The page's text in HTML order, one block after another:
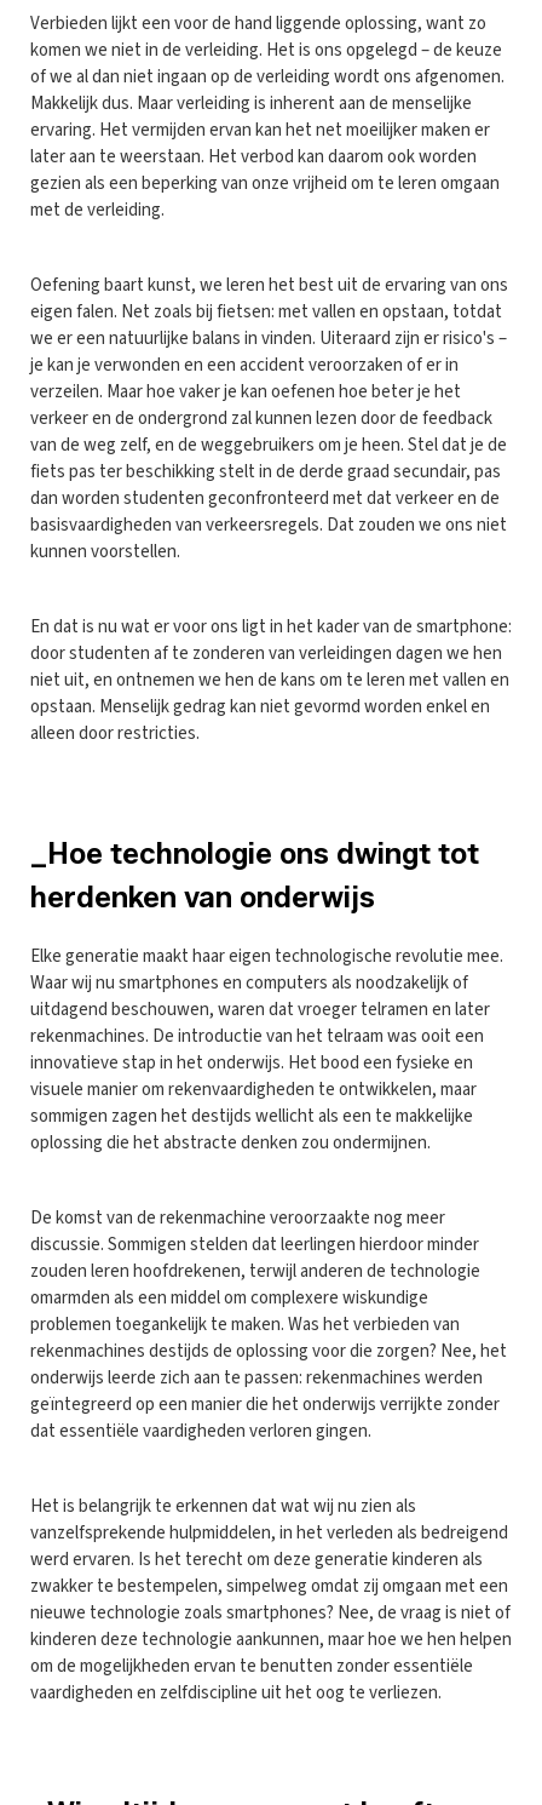
Verbieden lijkt een voor de hand liggende oplossing, want zo
komen we niet in de verleiding. Het is ons opgelegd – de keuze
of we al dan niet ingaan op de verleiding wordt ons afgenomen.
Makkelijk dus. Maar verleiding is inherent aan de menselijke
ervaring. Het vermijden ervan kan het net moeilijker maken er
later aan te weerstaan. Het verbod kan daarom ook worden
gezien als een beperking van onze vrijheid om te leren omgaan
met de verleiding.
Oefening baart kunst, we leren het best uit de ervaring van ons
eigen falen. Net zoals bij fietsen: met vallen en opstaan, totdat
we er een natuurlijke balans in vinden. Uiteraard zijn er risico's –
je kan je verwonden en een accident veroorzaken of er in
verzeilen. Maar hoe vaker je kan oefenen hoe beter je het
verkeer en de ondergrond zal kunnen lezen door de feedback
van de weg zelf, en de weggebruikers om je heen. Stel dat je de
fiets pas ter beschikking stelt in de derde graad secundair, pas
dan worden studenten geconfronteerd met dat verkeer en de
basisvaardigheden van verkeersregels. Dat zouden we ons niet
kunnen voorstellen.
En dat is nu wat er voor ons ligt in het kader van de smartphone:
door studenten af te zonderen van verleidingen dagen we hen
niet uit, en ontnemen we hen de kans om te leren met vallen en
opstaan. Menselijk gedrag kan niet gevormd worden enkel en
alleen door restricties.
_Hoe technologie ons dwingt tot
herdenken van onderwijs
Elke generatie maakt haar eigen technologische revolutie mee.
Waar wij nu smartphones en computers als noodzakelijk of
uitdagend beschouwen, waren dat vroeger telramen en later
rekenmachines. De introductie van het telraam was ooit een
innovatieve stap in het onderwijs. Het bood een fysieke en
visuele manier om rekenvaardigheden te ontwikkelen, maar
sommigen zagen het destijds wellicht als een te makkelijke
oplossing die het abstracte denken zou ondermijnen.
De komst van de rekenmachine veroorzaakte nog meer
discussie. Sommigen stelden dat leerlingen hierdoor minder
zouden leren hoofdrekenen, terwijl anderen de technologie
omarmden als een middel om complexere wiskundige
problemen toegankelijk te maken. Was het verbieden van
rekenmachines destijds de oplossing voor die zorgen? Nee, het
onderwijs leerde zich aan te passen: rekenmachines werden
geïntegreerd op een manier die het onderwijs verrijkte zonder
dat essentiële vaardigheden verloren gingen.
Het is belangrijk te erkennen dat wat wij nu zien als
vanzelfsprekende hulpmiddelen, in het verleden als bedreigend
werd ervaren. Is het terecht om deze generatie kinderen als
zwakker te bestempelen, simpelweg omdat zij omgaan met een
nieuwe technologie zoals smartphones? Nee, de vraag is niet of
kinderen deze technologie aankunnen, maar hoe we hen helpen
om de mogelijkheden ervan te benutten zonder essentiële
vaardigheden en zelfdiscipline uit het oog te verliezen.